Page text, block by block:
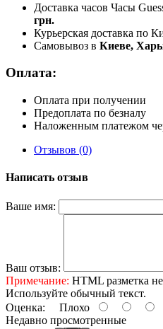
Доставка часов Часы
грн.
Курьерская доставка по
Самовывоз в Киеве,
Оплата:
Оплата при получении
Предоплата по безналу
Наложенным платежом
Отзывов (0)
Написать отзыв
Ваше имя:
Ваш отзыв:
Примечание: HTML разметка
Используйте обычный текст.
Оценка: Плохо
Недавно просмотренные